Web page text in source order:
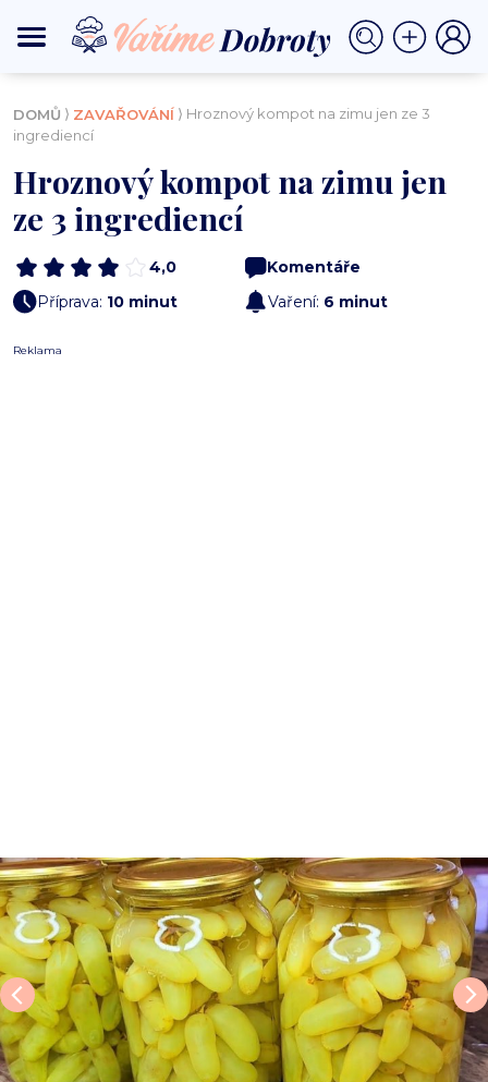
DOMŮ ⟩ ZAVAŘOVÁNÍ ⟩ Hroznový kompot na zimu jen ze 3
ingrediencí
Hroznový kompot na zimu jen
ze 3 ingrediencí
4,0
Komentáře
Příprava: 10 minut Vaření: 6 minut
Reklama